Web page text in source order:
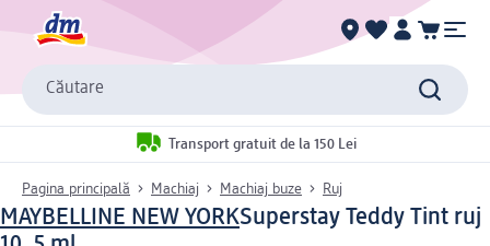
Căutare
Transport gratuit de la 150 Lei
Pagina principală Machiaj Machiaj buze Ruj
MAYBELLINE NEW YORKSuperstay Teddy Tint ruj